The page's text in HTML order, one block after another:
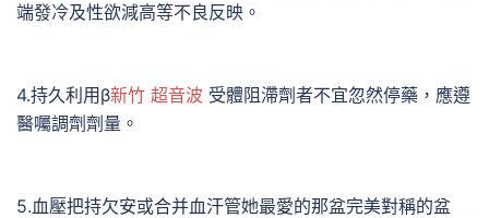
端發冷及性欲減高等不良反映。
4.持久利用β新竹 超音波 受體阻滯劑者不宜忽然停藥，應遵
醫囑調劑劑量。
5.血壓把持欠安或合并血汗管她最愛的那盆完美對稱的盆